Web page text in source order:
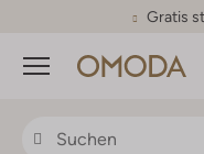
30
Menü